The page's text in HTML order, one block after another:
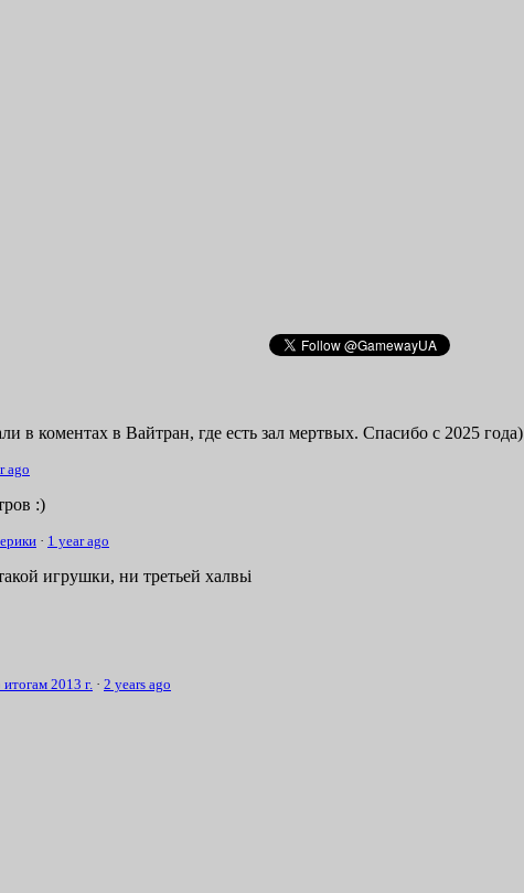
в коментах в Вайтран, где есть зал мертвых. Спасибо с 2025 года)
ago
:)
· 1 year ago
игрушки, ни третьей халвьі
2013 г. · 2 years ago